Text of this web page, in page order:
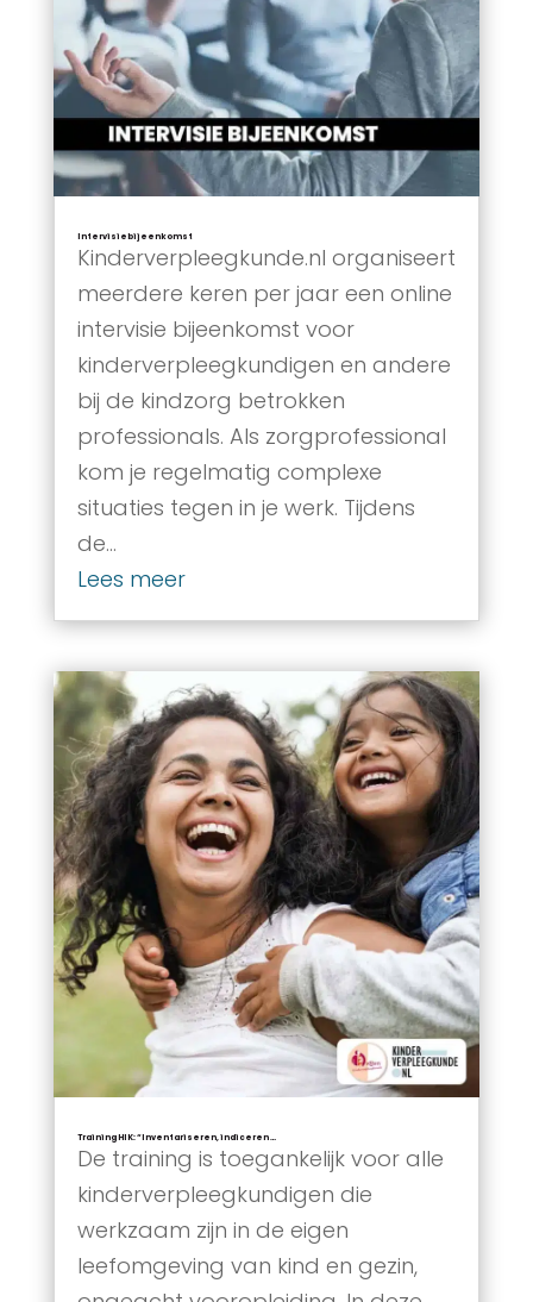
Intervisiebijeenkomst
Kinderverpleegkunde.nl organiseert
meerdere keren per jaar een online
intervisie bijeenkomst voor
kinderverpleegkundigen en andere
bij de kindzorg betrokken
professionals. Als zorgprofessional
kom je regelmatig complexe
situaties tegen in je werk. Tijdens
de...
Lees meer
Training HIK: “Inventariseren, indiceren …
De training is toegankelijk voor alle
kinderverpleegkundigen die
werkzaam zijn in de eigen
leefomgeving van kind en gezin,